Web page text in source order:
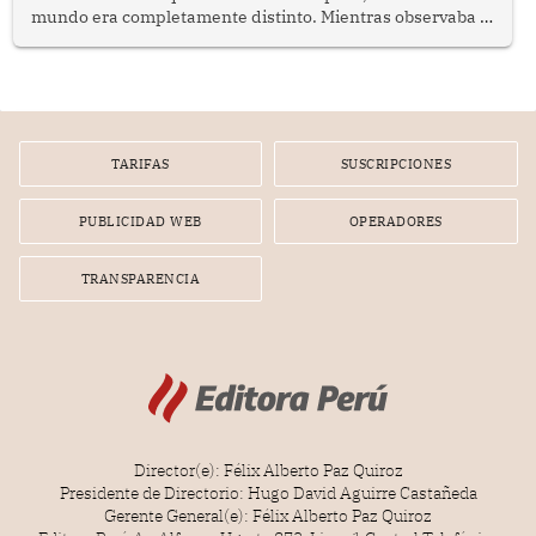
mundo era completamente distinto. Mientras observaba el
TARIFAS SUSCRIPCIONES
PUBLICIDAD WEB OPERADORES
TRANSPARENCIA
Director(e): Félix Alberto Paz Quiroz
Presidente de Directorio: Hugo David Aguirre Castañeda
Gerente General(e): Félix Alberto Paz Quiroz